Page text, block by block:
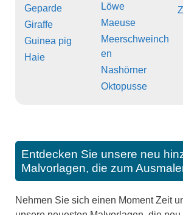
Geparde
Giraffe
Guinea pig
Haie
Löwe
Maeuse
Meerschweinch
en
Nashörner
Oktopusse
Entdecken Sie unsere neu
Malvorlagen, die zum
Nehmen Sie sich einen Moment Zeit